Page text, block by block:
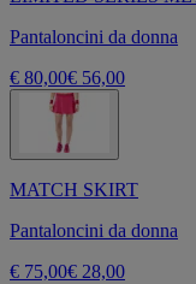
Pantaloncini da donna
€ 80,00€ 56,00
MATCH SKIRT
Pantaloncini da donna
€ 75,00€ 28,00